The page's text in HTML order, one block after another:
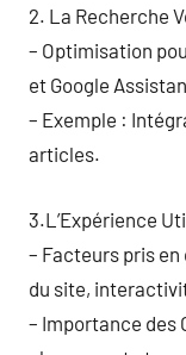
2. La Recherche
– Optimisation
et Google
– Exemple :
articles.
3.L’Expérience
– Facteurs pris
du site,
– Importance des